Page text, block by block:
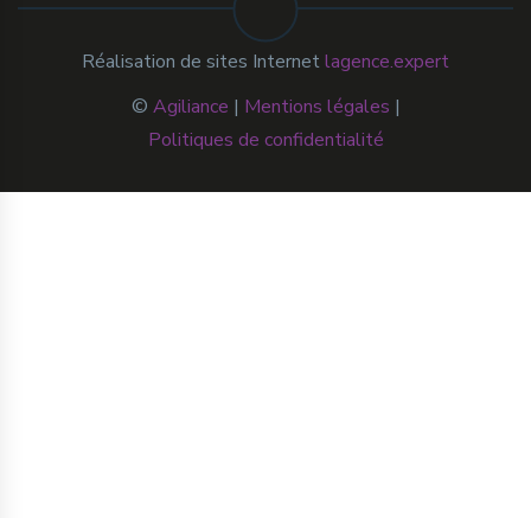
© Agiliance | Mentions légales |
Politiques de confidentialité
Réalisation de sites Internetlagence.expert